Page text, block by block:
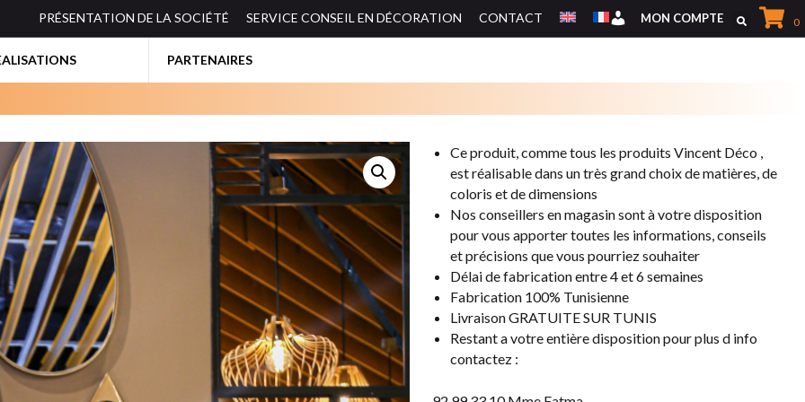
PRÉSENTATION DE LA SOCIÉTÉ SERVICE CONSEIL EN DÉCORATION CONTACT Mon Compte
MON COMPTE 0
BUREAUX
CANAPES
MEUBLES TV
PARTENAIRES
Ce produit, comme tous les produits Vincent Déco ,
est réalisable dans un très grand choix de matières,de
coloris et de dimensions
Nos conseillers en magasin sont à votre disposition
pour vous apportertoutes les informations, conseils
et précisions que vous pourriez souhaiter
Délai de fabrication entre 4 et 6 semaines
Fabrication 100% Tunisienne
Livraison GRATUITE SUR TUNIS
Restant a votre entière disposition pour plus d info
contactez :